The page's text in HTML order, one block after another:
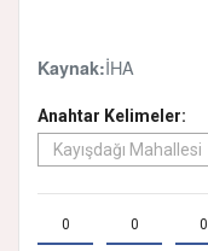
Kaynak:İHA
Anahtar Kelimeler:
Kayışdağı Mahallesi
0 0 0